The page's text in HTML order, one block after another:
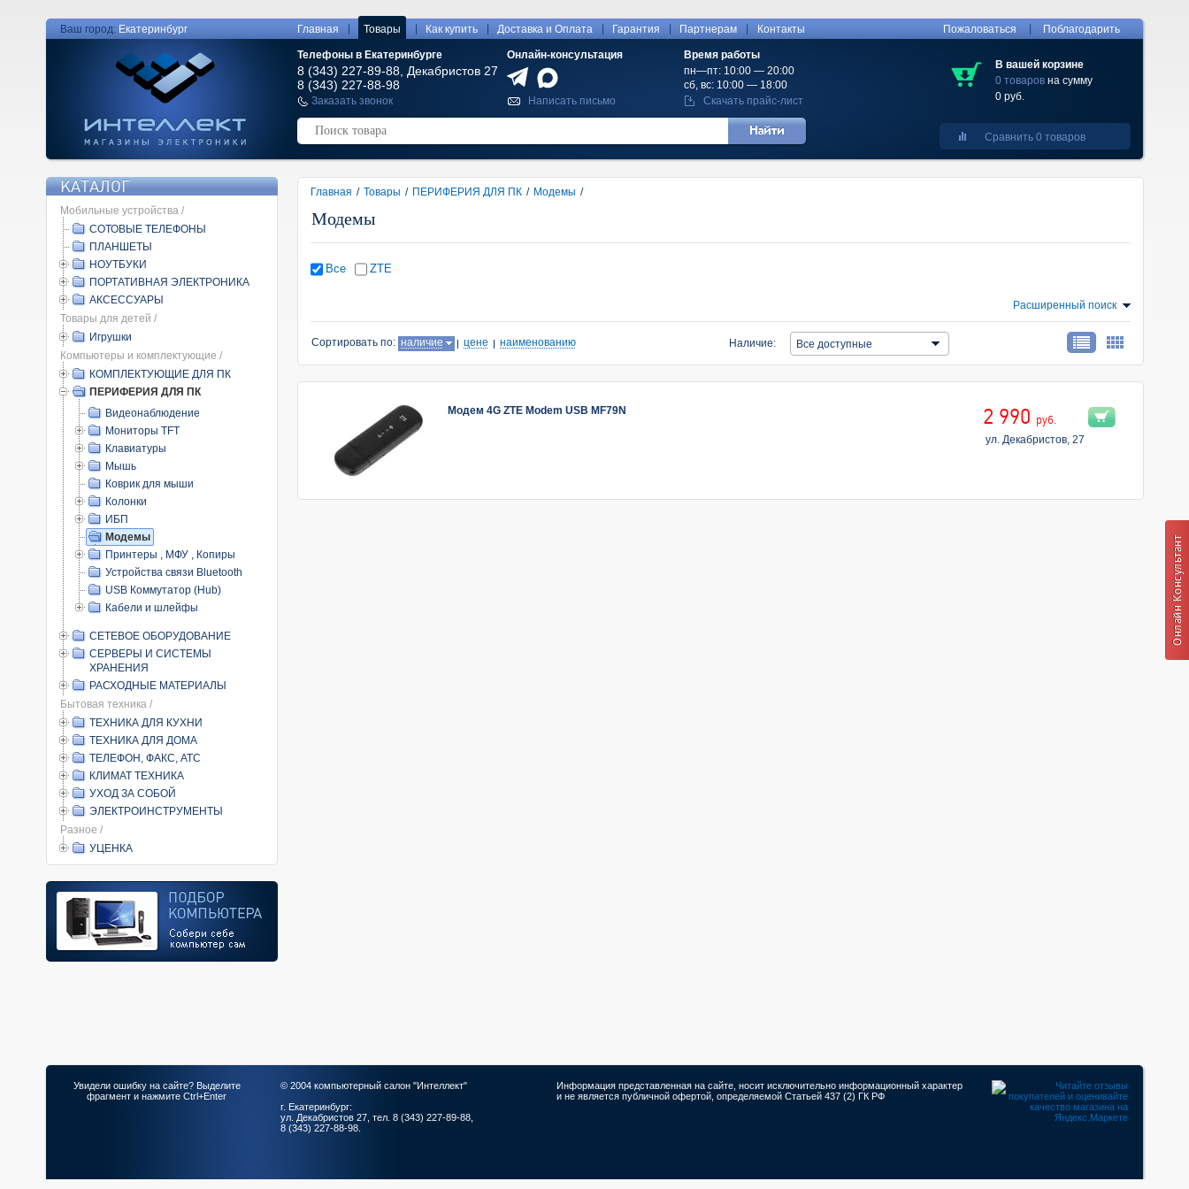
Ваш город: Екатеринбург Главная Товары Как купить Доставка и Оплата Гарантия Партнерам Контакты
Телефоны в Екатеринбурге
8 (343) 227-89-88, Декабристов 27
8 (343) 227-88-98
Онлайн-консультация
Время работы
пн—пт: 10:00 — 20:00
сб, вс: 10:00 — 18:00
Заказать звонок
Написать письмо Скачать прайс-лист
Пожаловаться Поблагодарить
В вашей корзине
0 товаров на сумму
0 руб.
Сравнить 0 товаров
КАТАЛОГ
Мобильные устройства /
СОТОВЫЕ ТЕЛЕФОНЫ
ПЛАНШЕТЫ
НОУТБУКИ
ПОРТАТИВНАЯ ЭЛЕКТРОНИКА
АКСЕССУАРЫ
Товары для детей /
Игрушки
Компьютеры и комплектующие /
КОМПЛЕКТУЮЩИЕ ДЛЯ ПК
ПЕРИФЕРИЯ ДЛЯ ПК
Видеонаблюдение
Мониторы TFT
Клавиатуры
Мышь
Коврик для мыши
Колонки
ИБП
Модемы
Принтеры , МФУ , Копиры
Устройства связи Bluetooth
USB Коммутатор (Hub)
Кабели и шлейфы
СЕТЕВОЕ ОБОРУДОВАНИЕ
СЕРВЕРЫ И СИСТЕМЫ
ХРАНЕНИЯ
РАСХОДНЫЕ МАТЕРИАЛЫ
Бытовая техника /
ТЕХНИКА ДЛЯ КУХНИ
ТЕХНИКА ДЛЯ ДОМА
ТЕЛЕФОН, ФАКС, АТС
КЛИМАТ ТЕХНИКА
УХОД ЗА СОБОЙ
ЭЛЕКТРОИНСТРУМЕНТЫ
Разное /
УЦЕНКА
Главная / Товары / ПЕРИФЕРИЯ ДЛЯ ПК / Модемы /
Модемы
Все ZTE
Расширенный поиск
Сортировать по: наличие цене наименованию Наличие: Все доступные
Модем 4G ZTE Modem USB MF79N 2 990 руб.
ул. Декабристов, 27
Увидели ошибку на сайте? Выделите
фрагмент и нажмите Ctrl+Enter
© 2004 компьютерный салон "Интеллект"
г. Екатеринбург:
ул. Декабристов 27, тел. 8 (343) 227-89-88,
8 (343) 227-88-98.
Информация представленная на сайте, носит исключительно информационный характер
и не является публичной офертой, определяемой Статьей 437 (2) ГК РФ